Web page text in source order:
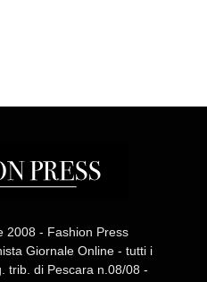
2008 - Fashion Press
Giornale Online - tutti i
trib. di Pescara n.08/08 -